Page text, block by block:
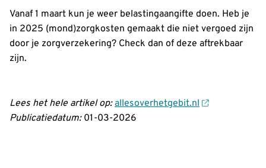
Vanaf 1 maart kun je weer belastingaangifte doen. Heb je
in 2025 (mond)zorgkosten gemaakt die niet vergoed zijn
door je zorgverzekering? Check dan of deze aftrekbaar
zijn.
Lees het hele artikel op: allesoverhetgebit.nl
Publicatiedatum: 01-03-2026